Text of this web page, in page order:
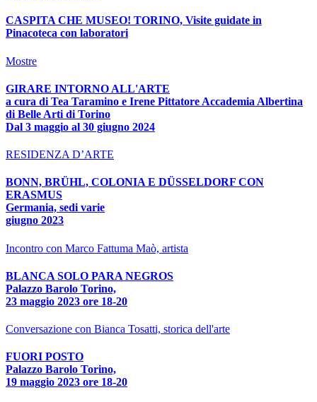
CASPITA CHE MUSEO! TORINO, Visite guidate in
Pinacoteca con laboratori
Mostre
GIRARE INTORNO ALL'ARTE
a cura di Tea Taramino e Irene Pittatore Accademia Albertina
di Belle Arti di Torino
Dal 3 maggio al 30 giugno 2024
RESIDENZA D’ARTE
BONN, BRÜHL, COLONIA E DÜSSELDORF CON
ERASMUS
Germania, sedi varie
giugno 2023
Incontro con Marco Fattuma Maò, artista
BLANCA SOLO PARA NEGROS
Palazzo Barolo Torino,
23 maggio 2023 ore 18-20
Conversazione con Bianca Tosatti, storica dell'arte
FUORI POSTO
Palazzo Barolo Torino,
19 maggio 2023 ore 18-20